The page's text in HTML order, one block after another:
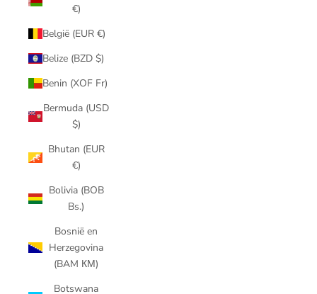
€)
België (EUR €)
Belize (BZD $)
Benin (XOF Fr)
Bermuda (USD
$)
Bhutan (EUR
€)
Bolivia (BOB
Bs.)
Bosnië en
Herzegovina
(BAM КМ)
Botswana